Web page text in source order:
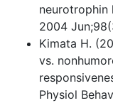
neurotrophin
2004
Kimata H.
vs.
Physiol